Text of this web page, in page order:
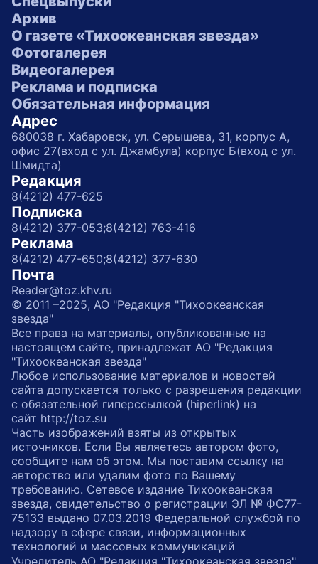
Архив
О газете «Тихоокеанская звезда»
Фотогалерея
Видеогалерея
Реклама и подписка
Обязательная информация
Адрес
680038 г. Хабаровск, ул. Серышева, 31, корпус А,
офис 27(вход с ул. Джамбула) корпус Б(вход с ул.
Шмидта)
Редакция
8(4212) 477-625
Подписка
8(4212) 377-053;8(4212) 763-416
Реклама
8(4212) 477-650;8(4212) 377-630
Почта
Reader@toz.khv.ru
© 2011 –2025, АО "Редакция "Тихоокеанская
звезда"
Все права на материалы, опубликованные на
настоящем сайте, принадлежат АО "Редакция
"Тихоокеанская звезда"
Любое использование материалов и новостей
сайта допускается только с разрешения редакции
с обязательной гиперссылкой (hiperlink) на
сайт http://toz.su
Часть изображений взяты из открытых
источников. Если Вы являетесь автором фото,
сообщите нам об этом. Мы поставим ссылку на
авторство или удалим фото по Вашему
требованию. Сетевое издание Тихоокеанская
звезда, свидетельство о регистрации ЭЛ № ФС77-
75133 выдано 07.03.2019 Федеральной службой по
надзору в сфере связи, информационных
технологий и массовых коммуникаций
Учредитель АО "Редакция "Тихоокеанская звезда"